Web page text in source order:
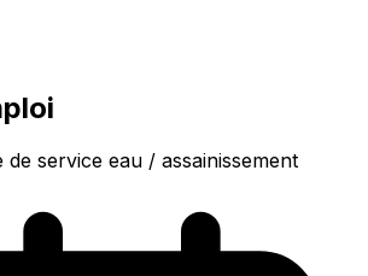
de service eau / assainissement